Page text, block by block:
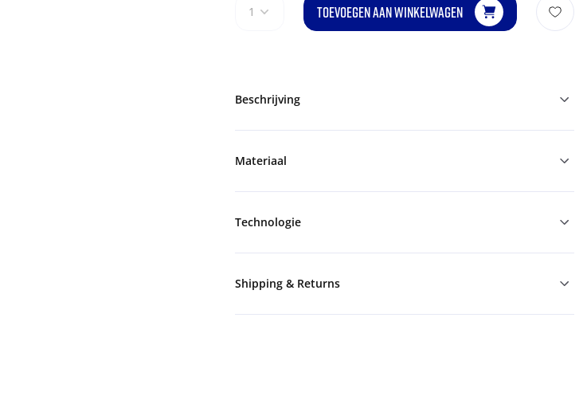
1 TOEVOEGEN AAN WINKELWAGEN
Beschrijving
Materiaal
Technologie
Shipping & Returns